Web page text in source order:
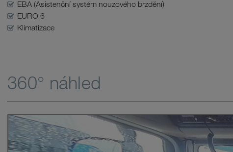
EBA (Asistenční systém nouzového brzdění)
EURO 6
Klimatizace
360° náhled